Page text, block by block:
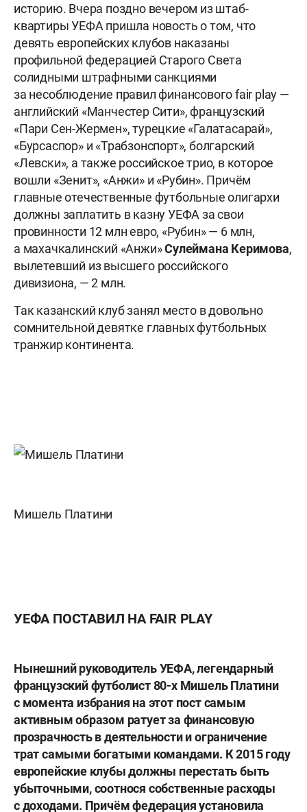
историю. Вчера поздно вечером из штаб-
квартиры УЕФА пришла новость о том, что
девять европейских клубов наказаны
профильной федерацией Старого Света
солидными штрафными санкциями
за несоблюдение правил финансового fair play —
английский «Манчестер Сити», французский
«Пари Сен-Жермен», турецкие «Галатасарай»,
«Бурсаспор» и «Трабзонспорт», болгарский
«Левски», а также российское трио, в которое
вошли «Зенит», «Анжи» и «Рубин». Причём
главные отечественные футбольные олигархи
должны заплатить в казну УЕФА за свои
провинности 12 млн евро, «Рубин» — 6 млн,
а махачкалинский «Анжи»Сулеймана Керимова,
вылетевший из высшего российского
дивизиона, — 2 млн.
Так казанский клуб занял место в довольно
сомнительной девятке главных футбольных
транжир континента.
Мишель Платини
УЕФА ПОСТАВИЛ НА FAIR PLAY
Нынешний руководитель УЕФА, легендарный
французский футболист 80-х Мишель Платини
с момента избрания на этот пост самым
активным образом ратует за финансовую
прозрачность в деятельности и ограничение
трат самыми богатыми командами. К 2015 году
европейские клубы должны перестать быть
убыточными, соотнося собственные расходы
с доходами. Причём федерация установила